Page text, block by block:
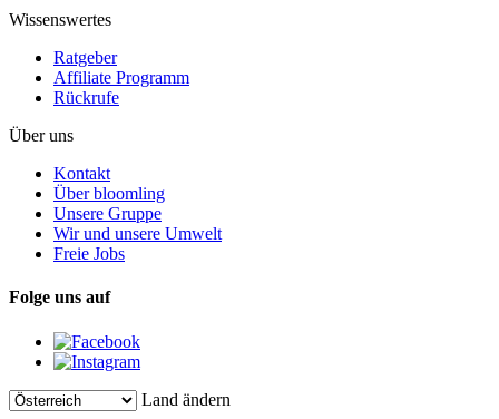
Wissenswertes
Ratgeber
Affiliate Programm
Rückrufe
Über uns
Kontakt
Über bloomling
Unsere Gruppe
Wir und unsere Umwelt
Freie Jobs
Folge uns auf
Land ändern